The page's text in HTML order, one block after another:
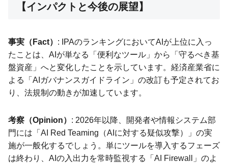
【インパクトと今後の展望】
事実（Fact） : IPAのランキングにおいてAIが上位に入っ
たことは、AIが単なる「便利なツール」から「守るべき基
盤資産」へと変化したことを示しています。経済産業省に
よる「AIガバナンスガイドライン」の改訂も予定されてお
り、法規制の動きが加速しています。
考察（Opinion） : 2026年以降、開発者や情報システム部
門には「AI Red Teaming（AIに対する疑似攻撃）」の実
施が一般化するでしょう。単にツールを導入するフェーズ
は終わり、AIの入出力を常時監視する「AI Firewall」のよ